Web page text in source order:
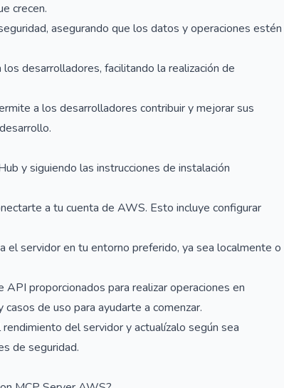
crecen.
asegurando que los datos y operaciones estén
desarrolladores, facilitando la realización de
a los desarrolladores contribuir y mejorar sus
y siguiendo las instrucciones de instalación
a tu cuenta de AWS. Esto incluye configurar
el servidor en tu entorno preferido, ya sea localmente o
proporcionados para realizar operaciones en
de uso para ayudarte a comenzar.
del servidor y actualízalo según sea
de seguridad.